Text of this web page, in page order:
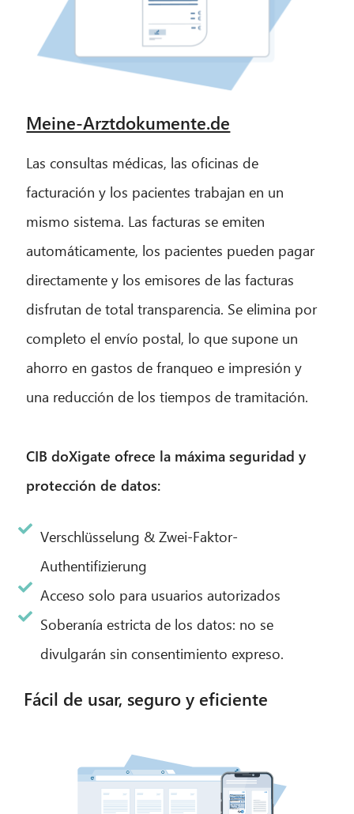
Meine-Arztdokumente.de
Las consultas médicas, las oficinas de
facturación y los pacientes trabajan en un
mismo sistema. Las facturas se emiten
automáticamente, los pacientes pueden pagar
directamente y los emisores de las facturas
disfrutan de total transparencia. Se elimina por
completo el envío postal, lo que supone un
ahorro en gastos de franqueo e impresión y
una reducción de los tiempos de tramitación.
CIB doXigate ofrece la máxima seguridad y
protección de datos:
Verschlüsselung & Zwei-Faktor-
Authentifizierung
Acceso solo para usuarios autorizados
Soberanía estricta de los datos: no se
divulgarán sin consentimiento expreso.
Fácil de usar, seguro y eficiente